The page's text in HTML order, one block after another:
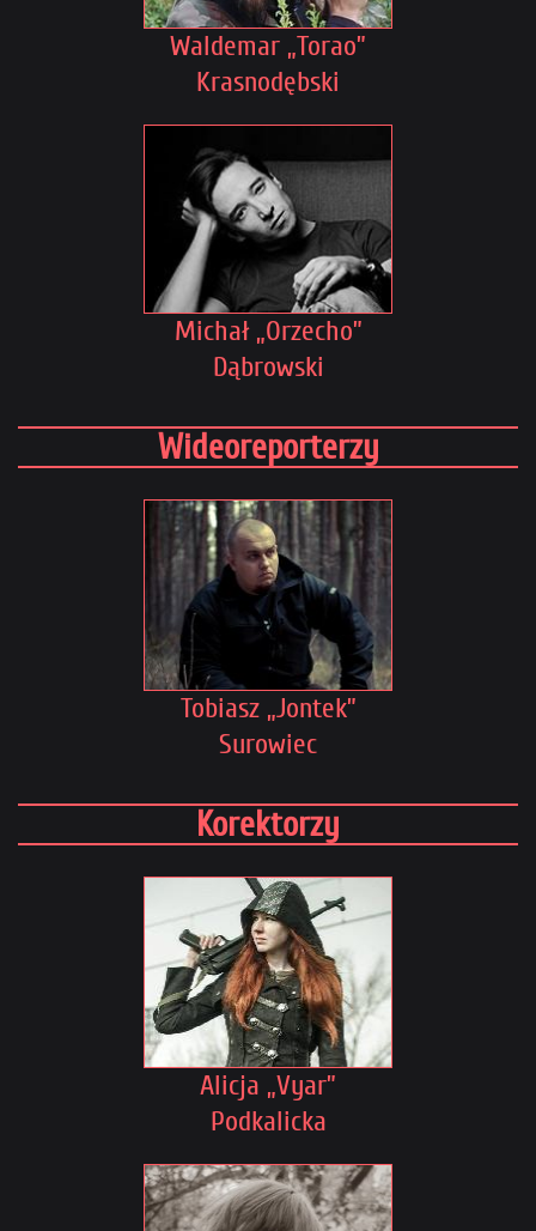
Waldemar „Torao”
Krasnodębski
Michał „Orzecho”
Dąbrowski
Wideoreporterzy
Tobiasz „Jontek”
Surowiec
Korektorzy
Alicja „Vyar”
Podkalicka